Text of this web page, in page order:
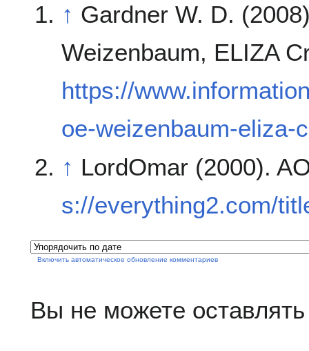
↑ Gardner W. D.
Weizenbaum, ELIZA
https://
oe-weizenbaum-eliza-
↑ LordOmar (2000).
s://everything2.com/
Включить автоматическое обновление комментариев
Вы не можете